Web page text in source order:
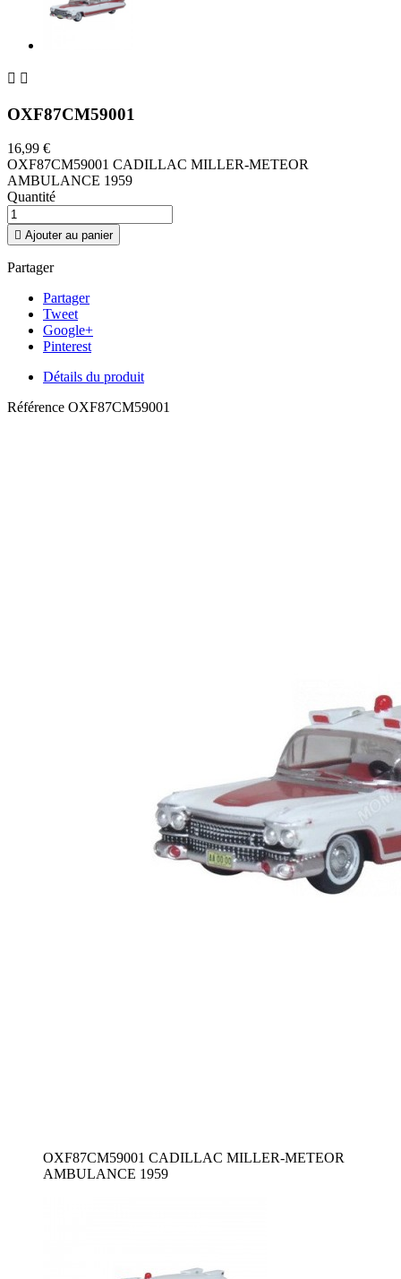
 
OXF87CM59001
16,99 €
OXF87CM59001 CADILLAC MILLER-METEOR
AMBULANCE 1959
Quantité
 Ajouter au panier
Partager
Partager
Tweet
Google+
Pinterest
Détails du produit
Référence OXF87CM59001
OXF87CM59001 CADILLAC MILLER-METEOR
AMBULANCE 1959